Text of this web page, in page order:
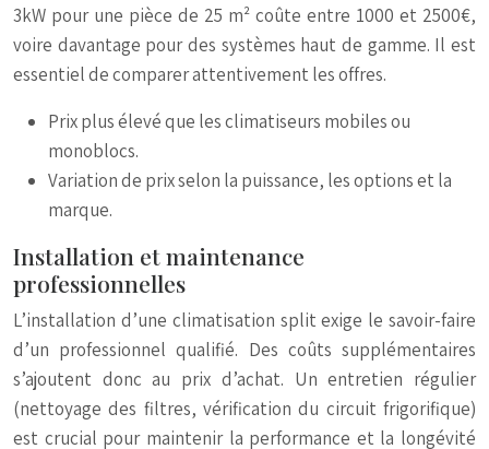
3kW pour une pièce de 25 m² coûte entre 1000 et 2500€,
voire davantage pour des systèmes haut de gamme. Il est
essentiel de comparer attentivement les offres.
Prix plus élevé que les climatiseurs mobiles ou
monoblocs.
Variation de prix selon la puissance, les options et la
marque.
Installation et maintenance
professionnelles
L’installation d’une climatisation split exige le savoir-faire
d’un professionnel qualifié. Des coûts supplémentaires
s’ajoutent donc au prix d’achat. Un entretien régulier
(nettoyage des filtres, vérification du circuit frigorifique)
est crucial pour maintenir la performance et la longévité